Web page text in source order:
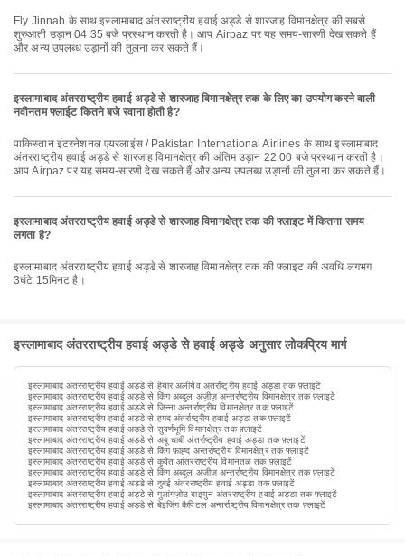
Fly Jinnah के साथ इस्लामाबाद अंतरराष्ट्रीय हवाई अड्डे से शारजाह विमानक्षेत्र की सबसे
शुरुआती उड़ान 04:35 बजे प्रस्थान करती है। आप Airpaz पर यह समय-सारणी देख सकते हैं
और अन्य उपलब्ध उड़ानों की तुलना कर सकते हैं।
इस्लामाबाद अंतरराष्ट्रीय हवाई अड्डे से शारजाह विमानक्षेत्र तक के लिए का उपयोग करने वाली
नवीनतम फ्लाईट कितने बजे रवाना होती है?
पाकिस्तान इंटरनेशनल एयरलाइंस / Pakistan International Airlines के साथ इस्लामाबाद
अंतरराष्ट्रीय हवाई अड्डे से शारजाह विमानक्षेत्र की अंतिम उड़ान 22:00 बजे प्रस्थान करती है।
आप Airpaz पर यह समय-सारणी देख सकते हैं और अन्य उपलब्ध उड़ानों की तुलना कर सकते हैं।
इस्लामाबाद अंतरराष्ट्रीय हवाई अड्डे से शारजाह विमानक्षेत्र तक की फ्लाइट में कितना समय
लगता है?
इस्लामाबाद अंतरराष्ट्रीय हवाई अड्डे से शारजाह विमानक्षेत्र तक की फ्लाइट की अवधि लगभग
3घंटे 15मिनट है।
इस्लामाबाद अंतरराष्ट्रीय हवाई अड्डे से हवाई अड्डे अनुसार लोकप्रिय मार्ग
इस्लामाबाद अंतरराष्ट्रीय हवाई अड्डे से हेयार अलीयेव अंतर्राष्ट्रीय हवाई अड्डा तक फ़्लाइटें
इस्लामाबाद अंतरराष्ट्रीय हवाई अड्डे से किंग अब्दुल अज़ीज़ अन्तर्राष्ट्रीय विमानक्षेत्र तक फ़्लाइटें
इस्लामाबाद अंतरराष्ट्रीय हवाई अड्डे से जिन्ना अन्तर्राष्ट्रीय विमानक्षेत्र तक फ़्लाइटें
इस्लामाबाद अंतरराष्ट्रीय हवाई अड्डे से हमद अंतर्राष्ट्रीय हवाई अड्डा तक फ़्लाइटें
इस्लामाबाद अंतरराष्ट्रीय हवाई अड्डे से सुवर्णभूमि विमानक्षेत्र तक फ़्लाइटें
इस्लामाबाद अंतरराष्ट्रीय हवाई अड्डे से अबू धाबी अंतर्राष्ट्रीय हवाई अड्डा तक फ़्लाइटें
इस्लामाबाद अंतरराष्ट्रीय हवाई अड्डे से किंग फ़ाह्द अन्तर्राष्ट्रीय विमानक्षेत्र तक फ़्लाइटें
इस्लामाबाद अंतरराष्ट्रीय हवाई अड्डे से कुवेत आंतरराष्ट्रीय विमानतळ तक फ़्लाइटें
इस्लामाबाद अंतरराष्ट्रीय हवाई अड्डे से किंग अब्दुल अज़ीज़ अन्तर्राष्ट्रीय विमानक्षेत्र तक फ़्लाइटें
इस्लामाबाद अंतरराष्ट्रीय हवाई अड्डे से दुबई अंतरराष्ट्रीय हवाई अड्डा तक फ़्लाइटें
इस्लामाबाद अंतरराष्ट्रीय हवाई अड्डे से गुआंगज़ोउ बाइयुन अंतरराष्ट्रीय हवाई अड्डा तक फ़्लाइटें
इस्लामाबाद अंतरराष्ट्रीय हवाई अड्डे से बेइजिंग कैपिटल अन्तर्राष्ट्रीय विमानक्षेत्र तक फ़्लाइटें